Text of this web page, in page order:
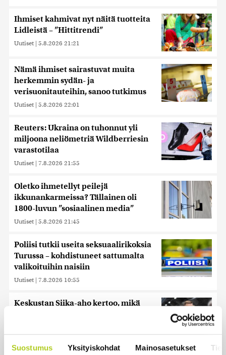
Suostumus Yksityiskohdat Mainosasetukset
Ihmiset kahmivat nyt näitä tuotteita
Lidleistä – ”Hittitrendi”
Uutiset | 5.8.2026 21:21
Nämä ihmiset sairastuvat muita
herkemmin sydän- ja
verisuonitauteihin, sanoo tutkimus
Uutiset | 5.8.2026 22:01
Reuters: Ukraina on tuhonnut yli
miljoona neliömetriä Wildberriesin
varastotilaa
Uutiset | 7.8.2026 21:55
Oletko ihmetellyt peilejä
ikkunankarmeissa? Tällainen oli
1800-luvun ”sosiaalinen media”
Uutiset | 5.8.2026 21:45
Poliisi tutkii useita seksuaalirikoksia
Turussa – kohdistuneet sattumalta
valikoituihin naisiin
Uutiset | 7.8.2026 10:55
Keskustan Siika-aho kertoo, mikä
hintaa”
Uutiset | 6.8.2026 11:56